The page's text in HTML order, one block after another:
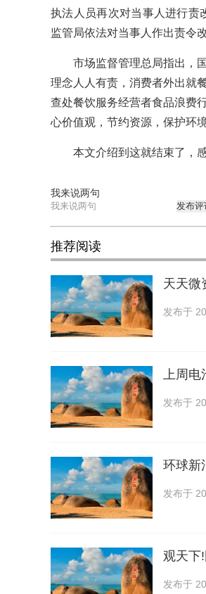
执法人员再次对当事人进行责
监管局依法对当事人作出责令
市场监督管理总局指出，国
理念人人有责，消费者外出就
查处餐饮服务经营者食品浪费
心价值观，节约资源，保护环
本文介绍到这就结束了，感
我来说两句
发布评
推荐阅读
天天微
发布于
上周电
发布于
环球新
发布于
观天下
发布于